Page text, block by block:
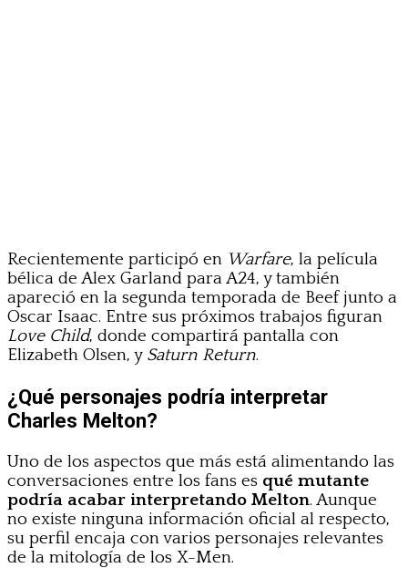
Recientemente participó en Warfare, la película
bélica de Alex Garland para A24, y también
apareció en la segunda temporada de Beef junto a
Oscar Isaac. Entre sus próximos trabajos figuran
Love Child, donde compartirá pantalla con
Elizabeth Olsen, y Saturn Return.
¿Qué personajes podría interpretar
Charles Melton?
Uno de los aspectos que más está alimentando las
conversaciones entre los fans es qué mutante
podría acabar interpretando Melton. Aunque
no existe ninguna información oficial al respecto,
su perfil encaja con varios personajes relevantes
de la mitología de los X-Men.